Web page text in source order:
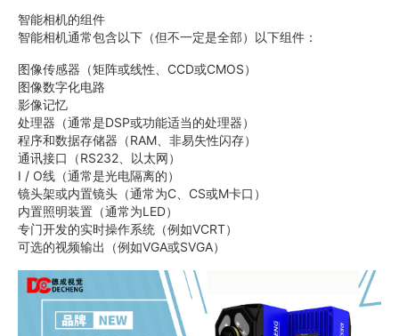
智能相机的组件
智能相机通常包含以下（但不一定是全部）以下组件：
图像传感器（矩阵或线性、CCD或CMOS）
图像数字化电路
影像记忆
处理器（通常是DSP或功能适当的处理器）
程序和数据存储器（RAM、非易失性闪存）
通讯接口（RS232、以太网）
I / O线（通常是光电隔离的）
镜头架或内置镜头（通常为C、CS或M卡口）
内置照明装置（通常为LED）
专门开发的实时操作系统（例如VCRT）
可选的视频输出（例如VGA或SVGA）